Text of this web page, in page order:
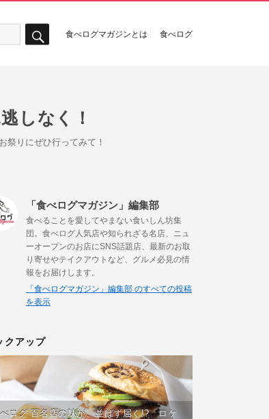
食べログマガジンとは 食べログ
しなく！
祭りにぜひ行ってみて！
「食べログマガジン」編集部
食べることを愛してやまない食いしん坊集
団。食べログ人気店や知られざる名店、ニュ
ーオープンのお店にSNS話題店、最新のお取
り寄せやテイクアウトなど、グルメ必見の情
報をお届けします。
「食べログマガジン」編集部 のすべての投稿
を表示
クアップ
ログ 百名店の味が、並ばず届く!?「ロケ